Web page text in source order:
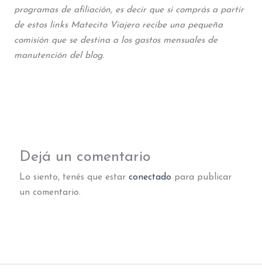
programas de afiliación, es decir que si comprás a partir
de estos links Matecito Viajero recibe una pequeña
comisión que se destina a los gastos mensuales de
manutención del blog.
Dejá un comentario
Lo siento, tenés que estarconectado para publicar
un comentario.